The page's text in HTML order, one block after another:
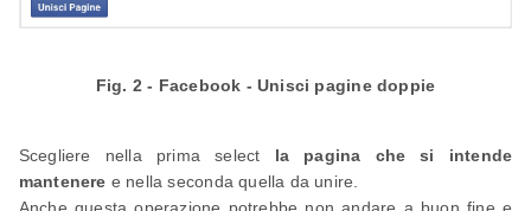
Fig. 2 - Facebook - Unisci pagine doppie
Scegliere nella prima select la pagina che si intende
mantenere e nella seconda quella da unire.
Anche questa operazione potrebbe non andare a buon fine e